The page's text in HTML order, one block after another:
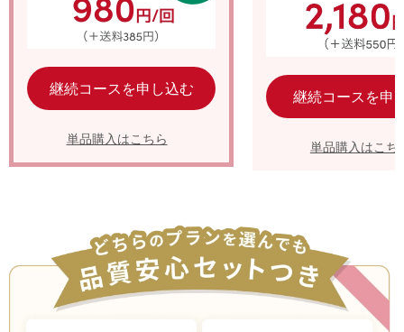
継続コースを申し込む
単品購入はこちら
継続コースを申
単品購入はこち